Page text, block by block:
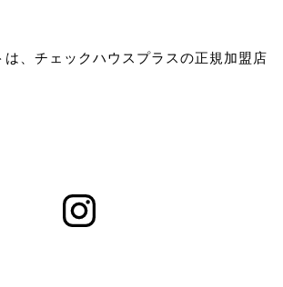
は、チェックハウスプラスの正規加盟店